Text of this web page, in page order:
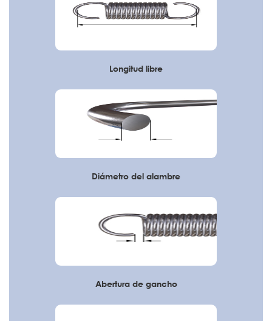
Longitud libre
Diámetro del alambre
Abertura de gancho